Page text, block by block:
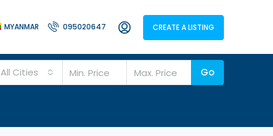
MYANMAR 095020647 CREATE A LISTING
All Cities Go